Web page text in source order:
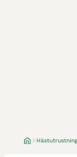
Hästutrustning